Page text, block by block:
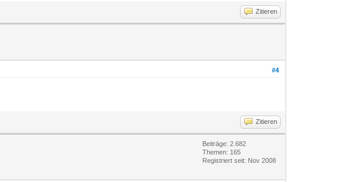
Zitieren
#4
Zitieren
Beiträge: 2.682
Themen: 165
Registriert seit: Nov 2008